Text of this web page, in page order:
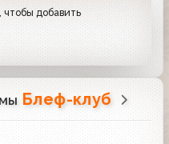
, чтобы добавить
Блеф-клуб